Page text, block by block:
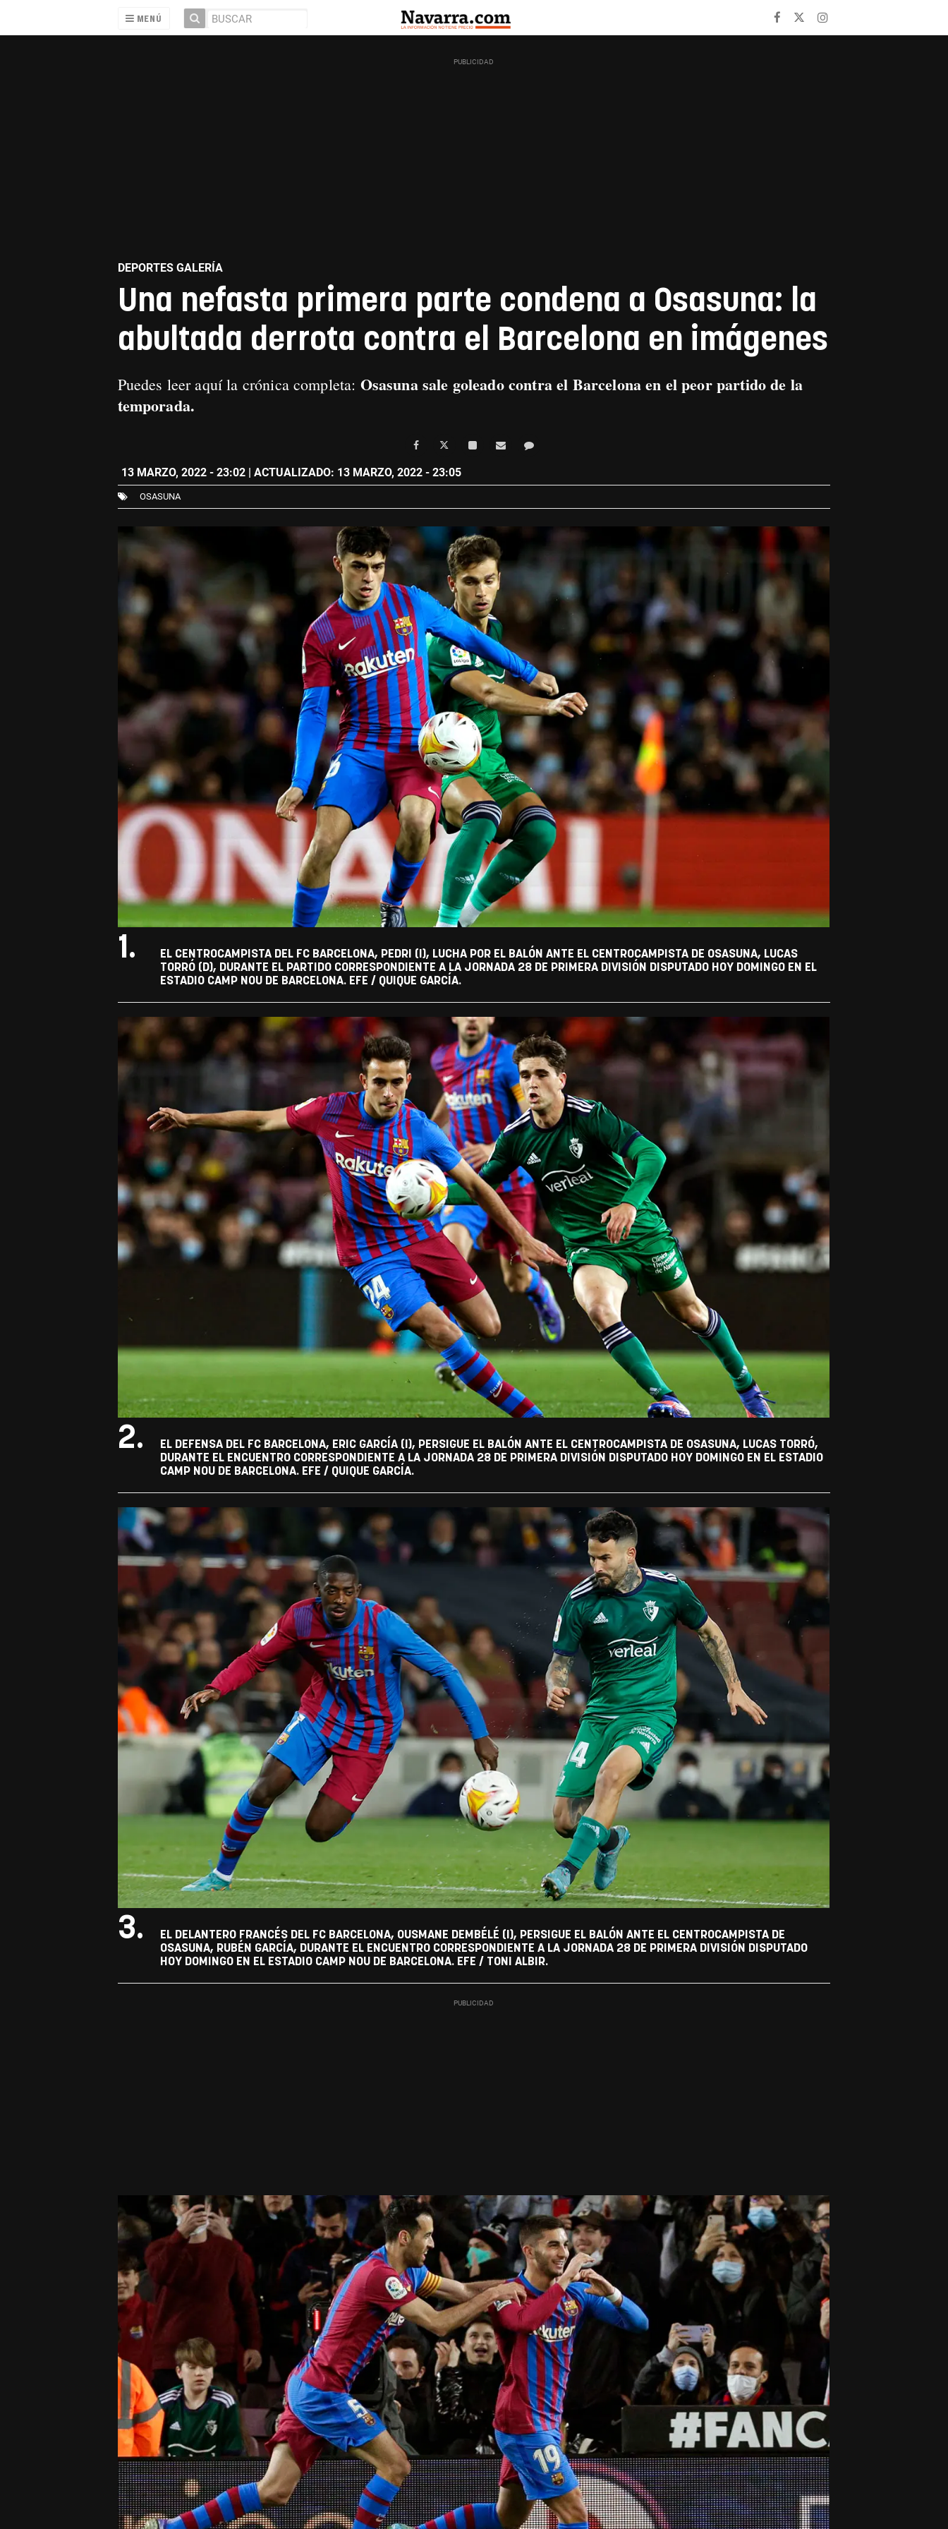
MENÚ
DEPORTES GALERÍA
Una nefasta primera parte condena a Osasuna: la
abultada derrota contra el Barcelona en imágenes
Puedes leer aquí la crónica completa: Osasuna sale goleado contra el Barcelona en el peor partido de la
temporada.
13 MARZO, 2022 - 23:02| ACTUALIZADO: 13 MARZO, 2022 - 23:05
OSASUNA
1.
EL CENTROCAMPISTA DEL FC BARCELONA, PEDRI (I), LUCHA POR EL BALÓN ANTE EL CENTROCAMPISTA DE OSASUNA, LUCAS
TORRÓ (D), DURANTE EL PARTIDO CORRESPONDIENTE A LA JORNADA 28 DE PRIMERA DIVISIÓN DISPUTADO HOY DOMINGO EN EL
ESTADIO CAMP NOU DE BARCELONA. EFE / QUIQUE GARCÍA.
2.
EL DEFENSA DEL FC BARCELONA, ERIC GARCÍA (I), PERSIGUE EL BALÓN ANTE EL CENTROCAMPISTA DE OSASUNA, LUCAS TORRÓ,
DURANTE EL ENCUENTRO CORRESPONDIENTE A LA JORNADA 28 DE PRIMERA DIVISIÓN DISPUTADO HOY DOMINGO EN EL ESTADIO
CAMP NOU DE BARCELONA. EFE / QUIQUE GARCÍA.
3.
EL DELANTERO FRANCÉS DEL FC BARCELONA, OUSMANE DEMBÉLÉ (I), PERSIGUE EL BALÓN ANTE EL CENTROCAMPISTA DE
OSASUNA, RUBÉN GARCÍA, DURANTE EL ENCUENTRO CORRESPONDIENTE A LA JORNADA 28 DE PRIMERA DIVISIÓN DISPUTADO
HOY DOMINGO EN EL ESTADIO CAMP NOU DE BARCELONA. EFE / TONI ALBIR.